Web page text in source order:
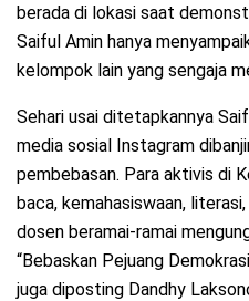
berada di lokasi saat
Saiful Amin hanya
kelompok lain yang sengaja
Sehari usai ditetapkannya
media sosial Instagram
pembebasan. Para aktivis di
baca, kemahasiswaan,
dosen beramai-ramai
“Bebaskan Pejuang
juga diposting Dandhy